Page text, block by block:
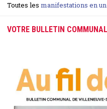
Toutes les manifestations en
VOTRE BULLETIN COMMUNAL